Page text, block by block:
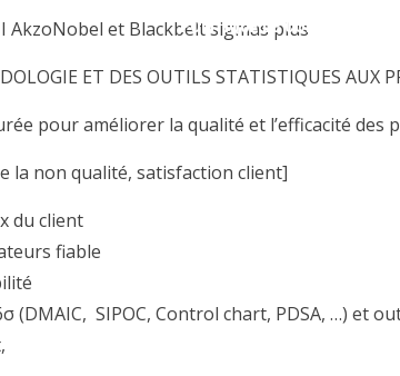
POLITIQUE DE
AkzoNobel et Blackbelt sigmas plus
ET DES OUTILS STATISTIQUES AUX
pour améliorer la qualité et l’efficacité des
la non qualité, satisfaction client]
du client
fiable
(DMAIC, SIPOC, Control chart, PDSA, …) et